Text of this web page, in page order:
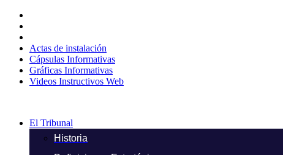
contenido
Actas de instalación
Cápsulas Informativas
Gráficas Informativas
Videos Instructivos Web
El Tribunal
Historia